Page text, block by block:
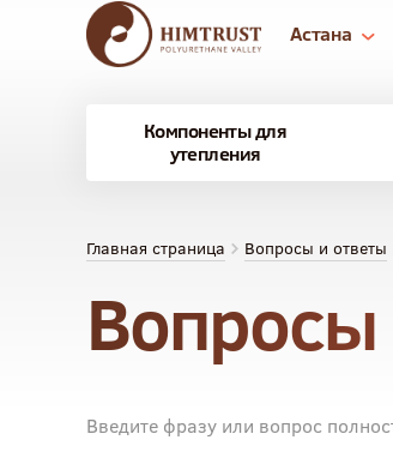
Астана
Компоненты для
утепления
Главная страница Вопросы и ответы
Вопросы
Введите фразу или вопрос